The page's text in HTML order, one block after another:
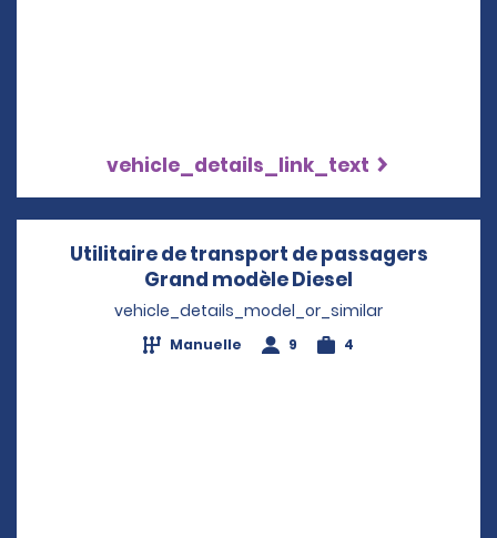
vehicle_details_link_text
Utilitaire de transport de passagers
Grand modèle Diesel
vehicle_details_model_or_similar
Manuelle 9 4